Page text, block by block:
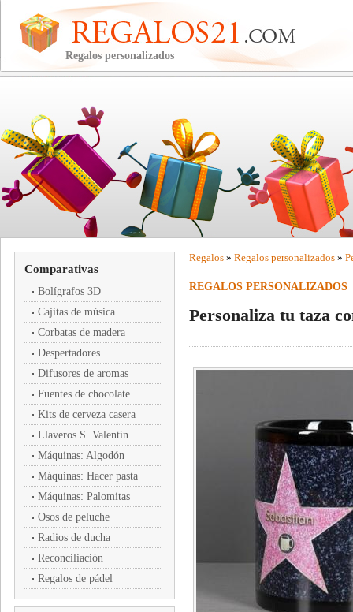
Regalos personalizados
Comparativas
Bolígrafos 3D
Cajitas de música
Corbatas de madera
Despertadores
Difusores de aromas
Fuentes de chocolate
Kits de cerveza casera
Llaveros S. Valentín
Máquinas: Algodón
Máquinas: Hacer pasta
Máquinas: Palomitas
Osos de peluche
Radios de ducha
Reconciliación
Regalos de pádel
Regalos » Regalos personalizados »
REGALOS PERSONALIZADOS
Personaliza tu taza